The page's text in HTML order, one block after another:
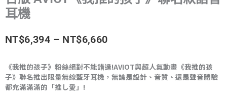
耳機
NT$6,394 – NT$6,660價
範
《我推的孩子》粉絲絕對不能錯過!AVIOT與超人氣動畫《我推的孩
子》聯名推出限量無線藍牙耳機，無論是設計、音質、還是聲音體驗
都充滿滿滿的「推し愛」!